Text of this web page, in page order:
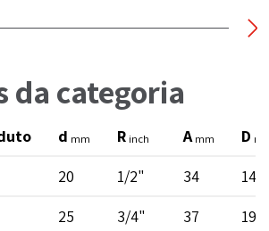
da categoria
d mm R inch A mm D
20 1/2" 34
14
25 3/4" 37 19